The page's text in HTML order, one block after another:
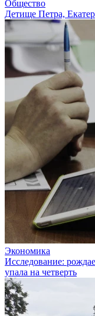
Общество
Детище Петра,
Экономика
Исследование:
упала на четверть